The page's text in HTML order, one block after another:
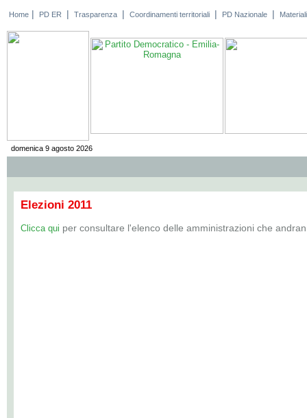
Home | PD ER | Trasparenza | Coordinamenti territoriali | PD Nazionale | Materiali
domenica 9 agosto 2026
Elezioni 2011
Clicca qui per consultare l'elenco delle amministrazioni che